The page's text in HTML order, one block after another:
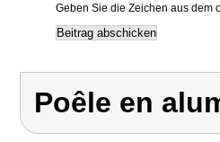
Geben Sie die Zeichen aus dem
Poêle en